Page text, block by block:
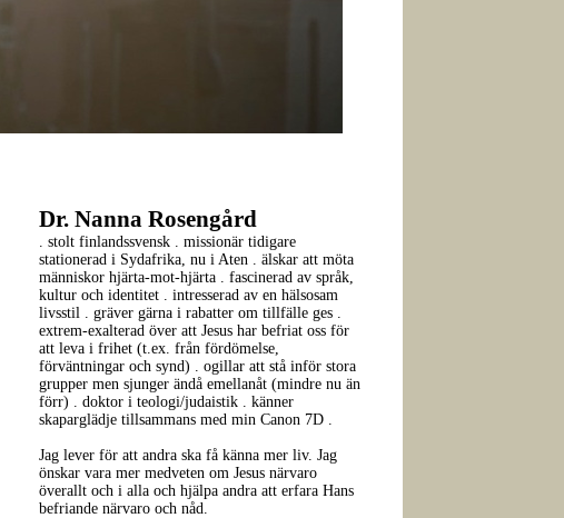
Dr. Nanna Rosengård
. stolt finlandssvensk . missionär tidigare
stationerad i Sydafrika, nu i Aten . älskar att möta
människor hjärta-mot-hjärta . fascinerad av språk,
kultur och identitet . intresserad av en hälsosam
livsstil . gräver gärna i rabatter om tillfälle ges .
extrem-exalterad över att Jesus har befriat oss för
att leva i frihet (t.ex. från fördömelse,
förväntningar och synd) . ogillar att stå inför stora
grupper men sjunger ändå emellanåt (mindre nu än
förr) . doktor i teologi/judaistik . känner
skaparglädje tillsammans med min Canon 7D .
Jag lever för att andra ska få känna mer liv. Jag
önskar vara mer medveten om Jesus närvaro
överallt och i alla och hjälpa andra att erfara Hans
befriande närvaro och nåd.